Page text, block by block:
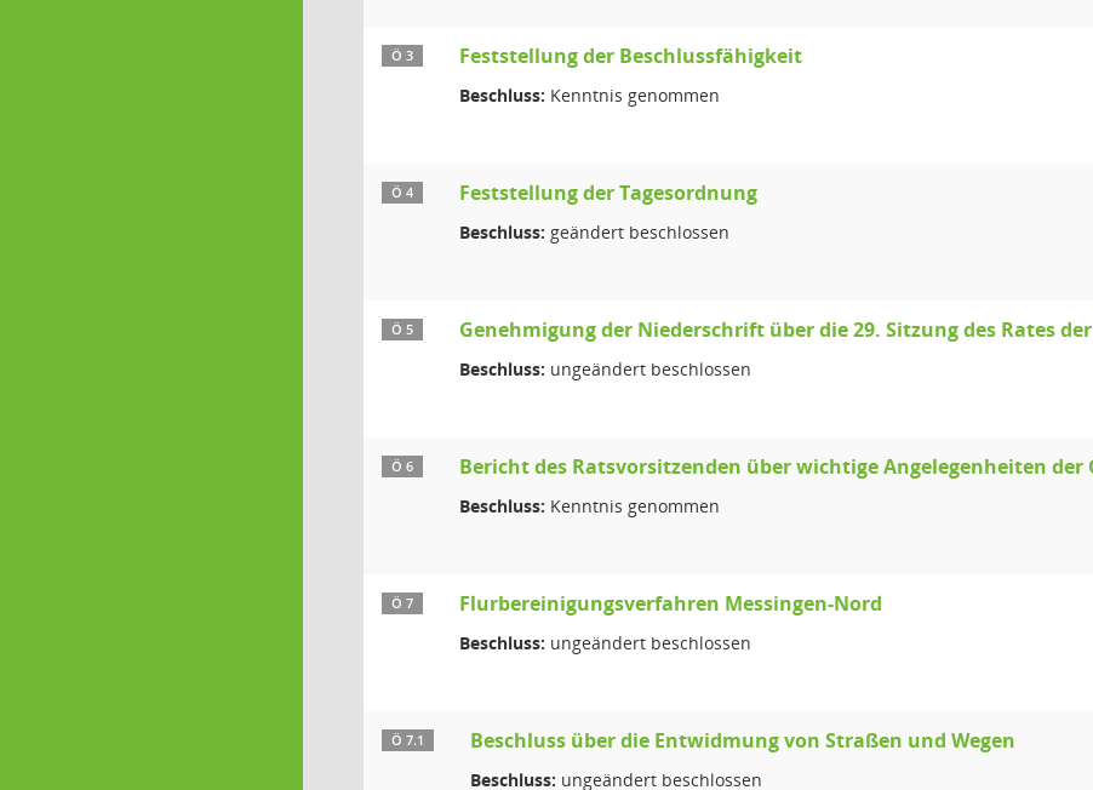
Ö 3 Feststellung der Beschlussfähigkeit
Beschluss: Kenntnis genommen
Ö 4 Feststellung der Tagesordnung
Beschluss: geändert beschlossen
Ö 5 Genehmigung der Niederschrift über die 29. Sitzung des Rates
Beschluss: ungeändert beschlossen
Ö 6 Bericht des Ratsvorsitzenden über wichtige Angelegenheiten der
Beschluss: Kenntnis genommen
Ö 7 Flurbereinigungsverfahren Messingen-Nord
Beschluss: ungeändert beschlossen
Ö 7.1 Beschluss über die Entwidmung von Straßen und Wegen
Beschluss: ungeändert beschlossen